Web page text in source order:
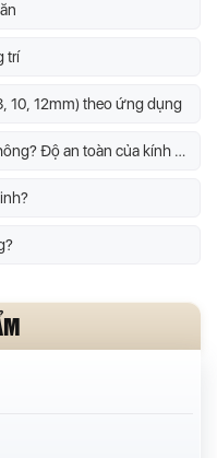
trí
10, 12mm) theo ứng dụng
Kính trang trí có cường lực được không? Độ an toàn của kính trang trí